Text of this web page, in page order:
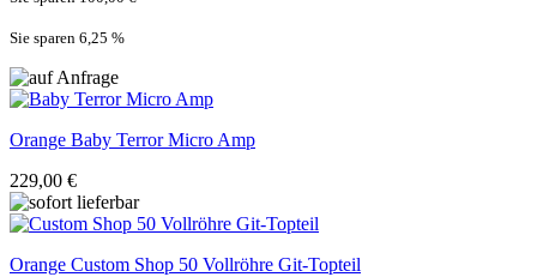
Sie sparen 6,25 %
Orange Baby Terror Micro Amp
229,00 €
Orange Custom Shop 50 Vollröhre Git-Topteil